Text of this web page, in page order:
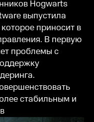
Hogwarts
выпустила
приносит в
В первую
проблемы с
стабильным и